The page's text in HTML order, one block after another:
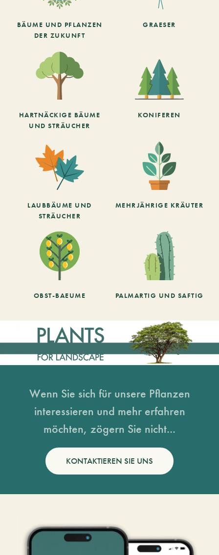
BÄUME UND PFLANZEN
DER ZUKUNFT
GRAESER
HARTNÄCKIGE BÄUME
UND STRÄUCHER
KONIFEREN
LAUBBÄUME UND
STRÄUCHER
MEHRJÄHRIGE KRÄUTER
OBST-BAEUME PALMARTIG UND SAFTIG
Wenn Sie sich für unsere Pflanzen
interessieren und mehr erfahren
möchten, zögern Sie nicht...
KONTAKTIEREN SIE UNS